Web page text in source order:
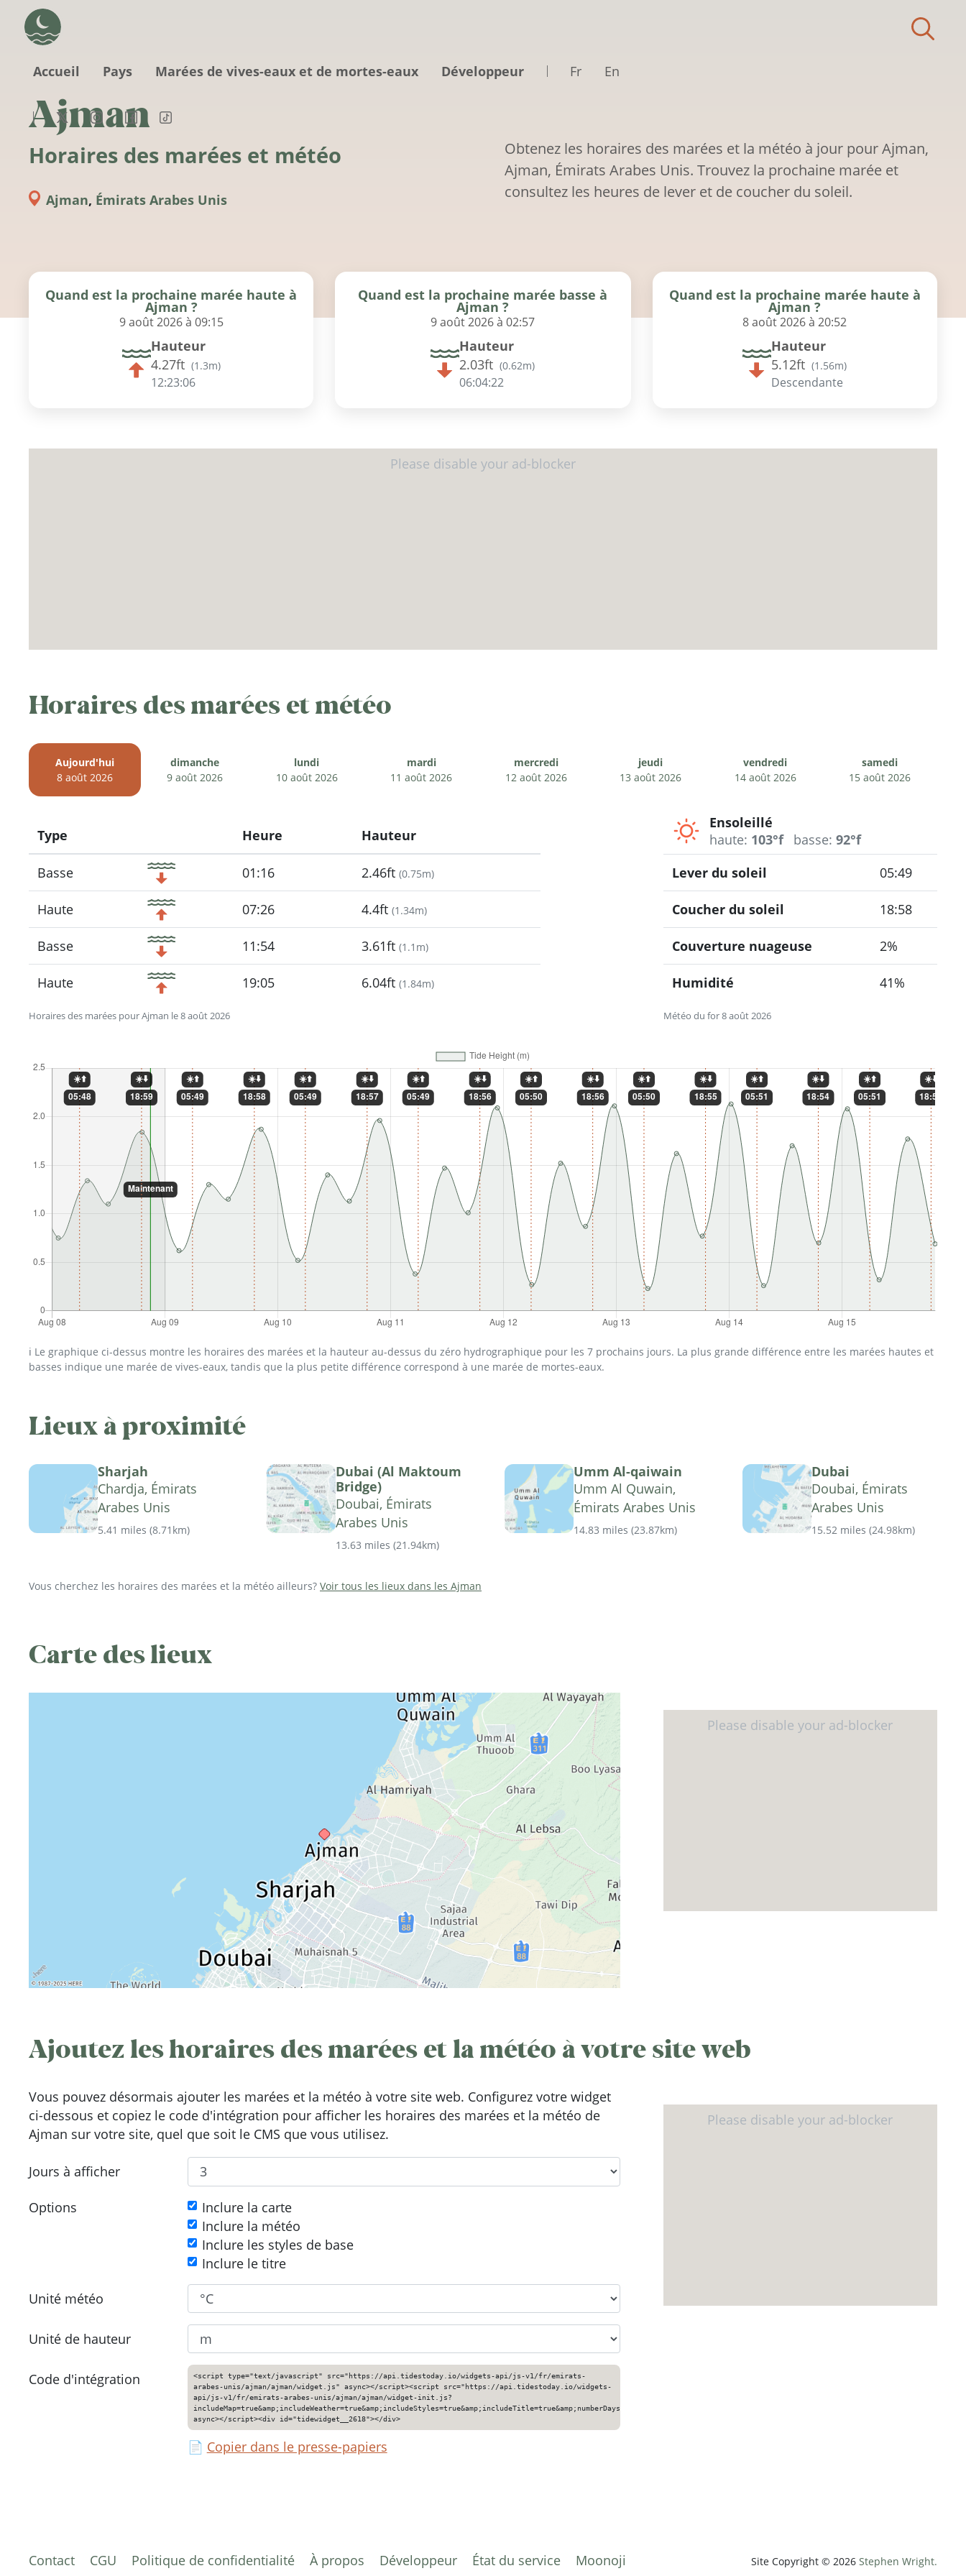
Accueil
Pays Marées de vives-eaux et de mortes-eaux Développeur Fr En
Ajman
Horaires des marées et météo
Ajman, Émirats Arabes Unis
Obtenez les horaires des marées et la météo à jour pour Ajman,
Ajman, Émirats Arabes Unis. Trouvez la prochaine marée et
consultez les heures de lever et de coucher du soleil.
Quand est la prochaine marée haute à
Ajman ?
9 août 2026 à 09:15
Hauteur
4.27ft (1.3m)
12:23:05
Quand est la prochaine marée basse à
Ajman ?
9 août 2026 à 02:57
Hauteur
2.03ft (0.62m)
06:04:21
Quand est la prochaine marée haute à
Ajman ?
8 août 2026 à 20:52
Hauteur
5.12ft (1.56m)
Descendante
Horaires des marées et météo
Aujourd'hui
8 août 2026
dimanche
9 août 2026
lundi
10 août 2026
mardi
11 août 2026
mercredi
12 août 2026
jeudi
13 août 2026
vendredi
14 août 2026
samedi
15 août 2026
Horaires des marées pour Ajman le 8 août 2026
Type
Icon
Heure Hauteur
Basse 01:16 2.46ft (0.75m)
Haute 07:26 4.4ft (1.34m)
Basse 11:54 3.61ft (1.1m)
Haute 19:05 6.04ft (1.84m)
Ensoleillé
haute: 103°f basse: 92°f
Météo du for 8 août 2026
Lever du soleil 05:49
Coucher du soleil 18:58
Couverture nuageuse 2%
Humidité 41%
ℹ️ Le graphique ci-dessus montre les horaires des marées et la hauteur au-dessus du zéro hydrographique pour les 7 prochains jours. La plus grande différence entre les marées hautes et
basses indique une marée de vives-eaux, tandis que la plus petite différence correspond à une marée de mortes-eaux.
Lieux à proximité
Sharjah
Chardja, Émirats
Arabes Unis
5.41 miles (8.71km)
Dubai (Al Maktoum
Bridge)
Doubai, Émirats
Arabes Unis
13.63 miles (21.94km)
Umm Al-qaiwain
Umm Al Quwain,
Émirats Arabes Unis
14.83 miles (23.87km)
Dubai
Doubai, Émirats
Arabes Unis
15.52 miles (24.98km)
Vous cherchez les horaires des marées et la météo ailleurs? Voir tous les lieux dans les Ajman
Carte des lieux
Ajoutez les horaires des marées et la météo à votre site web
Vous pouvez désormais ajouter les marées et la météo à votre site web. Configurez votre widget
ci-dessous et copiez le code d'intégration pour afficher les horaires des marées et la météo de
Ajman sur votre site, quel que soit le CMS que vous utilisez.
Jours à afficher
Options
Inclure la carte
Inclure la météo
Inclure les styles de base
Inclure le titre
Unité météo
Unité de hauteur
Code d'intégration
<script type="text/javascript" src="https://api.tidestoday.io/widgets-api/js-v1/fr/emirats-
arabes-unis/ajman/ajman/widget.js" async></script><script src="https://api.tidestoday.io/widgets-
api/js-v1/fr/emirats-arabes-unis/ajman/ajman/widget-init.js?
includeMap=true&amp;includeWeather=true&amp;includeStyles=true&amp;includeTitle=true&amp;numberDays=3&amp;weatherUnit=c&amp;heightUnit=m"
async></script><div id="tidewidget__2618"></div>
📄 Copier dans le presse-papiers
Contact CGU Politique de confidentialité À propos Développeur État du service Moonoji Site Copyright © 2026 Stephen Wright.